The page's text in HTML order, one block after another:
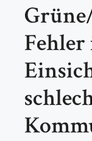
Fehler